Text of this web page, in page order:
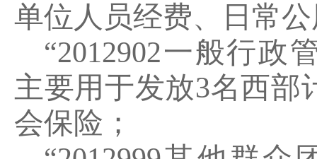
单位人员经费、日常
“2012902一般行政
主要用于发放3名西部
会保险；